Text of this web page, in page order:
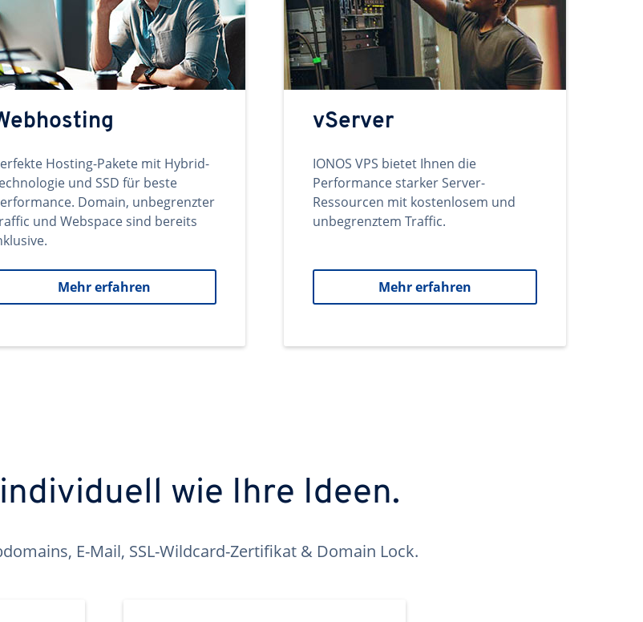
Hosting-Pakete mit Hybrid-
und SSD für beste
Domain, unbegrenzter
und Webspace sind bereits
Mehr erfahren
vServer
IONOS VPS bietet Ihnen die
Performance starker Server-
Ressourcen mit kostenlosem und
unbegrenztem Traffic.
Mehr erfahren
wie Ihre Ideen.
E-Mail, SSL-Wildcard-Zertifikat & Domain Lock.